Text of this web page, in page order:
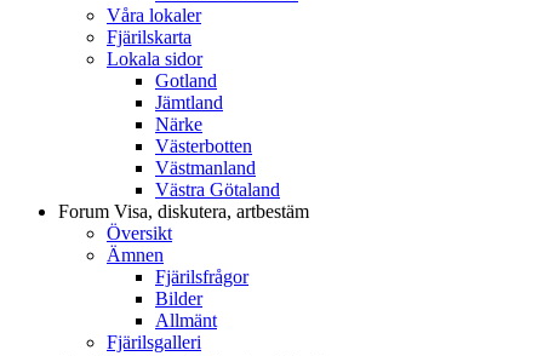
Våra lokaler
Fjärilskarta
Lokala sidor
Gotland
Jämtland
Närke
Västerbotten
Västmanland
Västra Götaland
Forum Visa, diskutera, artbestäm
Översikt
Ämnen
Fjärilsfrågor
Bilder
Allmänt
Fjärilsgalleri